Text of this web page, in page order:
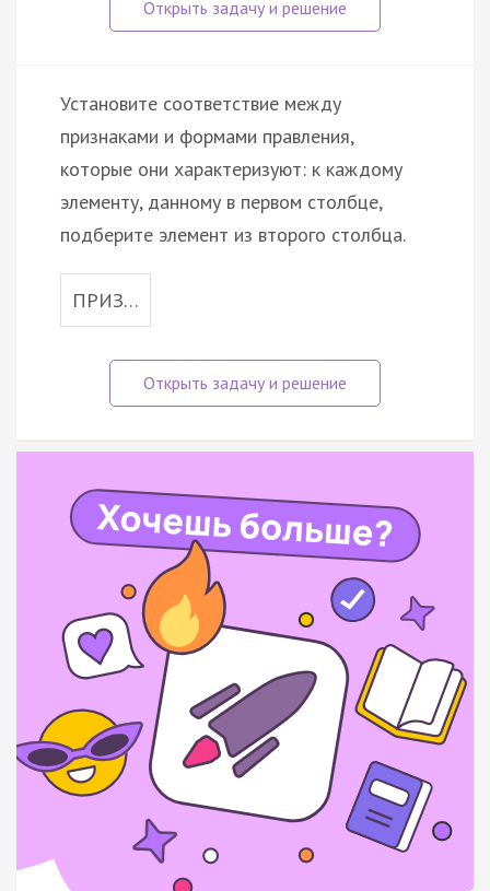
Установите соответствие между
признаками и формами правления,
которые они характеризуют: к каждому
элементу, данному в первом столбце,
подберите элемент из второго столбца.
ПРИЗ…